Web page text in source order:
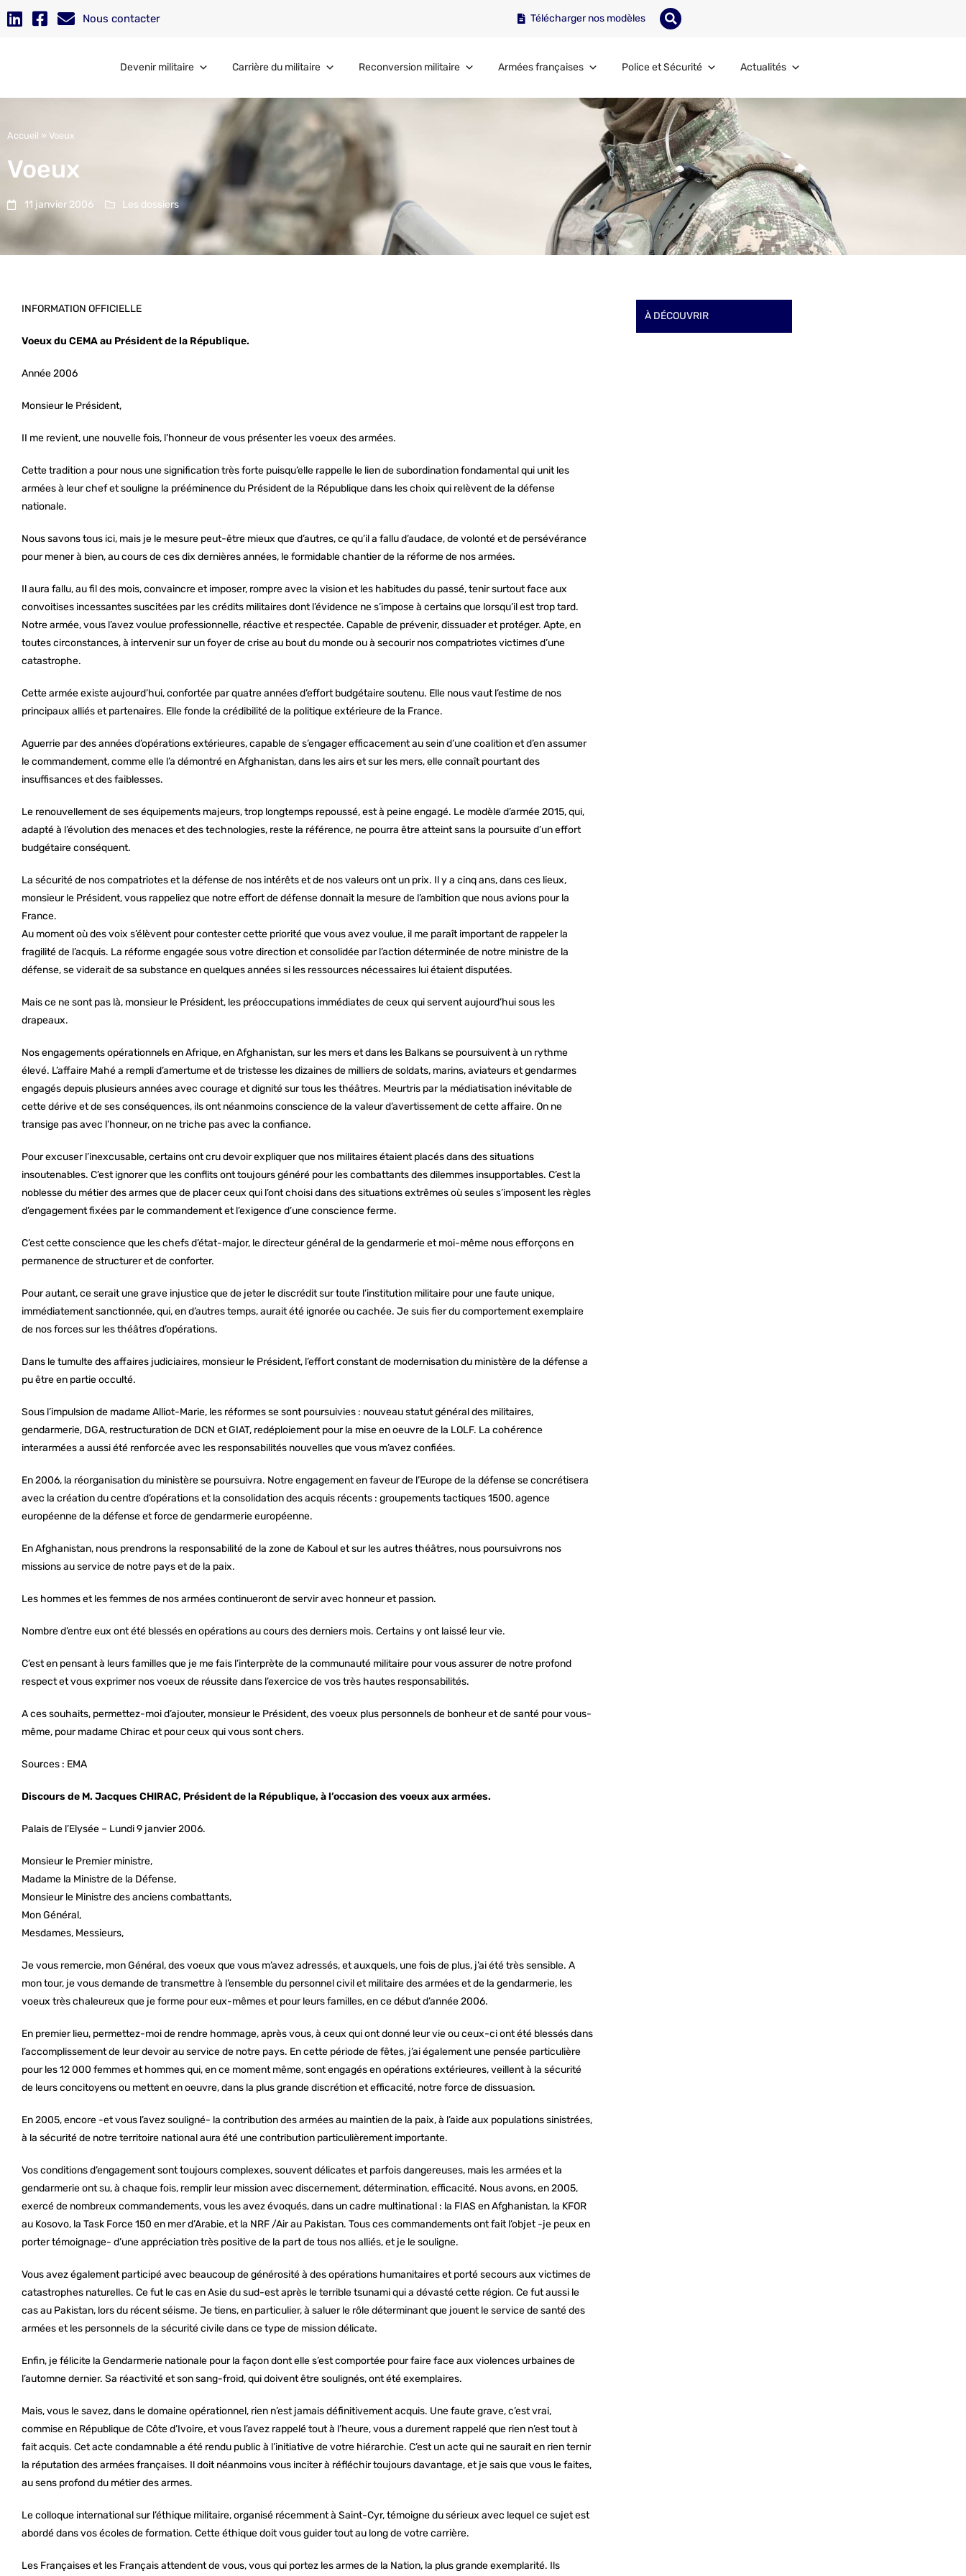
Nous contacter Télécharger nos modèles
Devenir militaire Carrière du militaire Reconversion militaire Armées françaises Police et Sécurité Actualités
Accueil » Voeux
Voeux
11 janvier 2006 Les dossiers
INFORMATION OFFICIELLE
Voeux du CEMA au Président de la République.
Année 2006
Monsieur le Président,
II me revient, une nouvelle fois, l’honneur de vous présenter les voeux des armées.
Cette tradition a pour nous une signification très forte puisqu’elle rappelle le lien de subordination fondamental qui unit les
armées à leur chef et souligne la prééminence du Président de la République dans les choix qui relèvent de la défense
nationale.
Nous savons tous ici, mais je le mesure peut-être mieux que d’autres, ce qu’il a fallu d’audace, de volonté et de persévérance
pour mener à bien, au cours de ces dix dernières années, le formidable chantier de la réforme de nos armées.
Il aura fallu, au fil des mois, convaincre et imposer, rompre avec la vision et les habitudes du passé, tenir surtout face aux
convoitises incessantes suscitées par les crédits militaires dont l’évidence ne s’impose à certains que lorsqu’il est trop tard.
Notre armée, vous l’avez voulue professionnelle, réactive et respectée. Capable de prévenir, dissuader et protéger. Apte, en
toutes circonstances, à intervenir sur un foyer de crise au bout du monde ou à secourir nos compatriotes victimes d’une
catastrophe.
Cette armée existe aujourd’hui, confortée par quatre années d’effort budgétaire soutenu. Elle nous vaut l’estime de nos
principaux alliés et partenaires. Elle fonde la crédibilité de la politique extérieure de la France.
Aguerrie par des années d’opérations extérieures, capable de s’engager efficacement au sein d’une coalition et d’en assumer
le commandement, comme elle l’a démontré en Afghanistan, dans les airs et sur les mers, elle connaît pourtant des
insuffisances et des faiblesses.
Le renouvellement de ses équipements majeurs, trop longtemps repoussé, est à peine engagé. Le modèle d’armée 2015, qui,
adapté à l’évolution des menaces et des technologies, reste la référence, ne pourra être atteint sans la poursuite d’un effort
budgétaire conséquent.
La sécurité de nos compatriotes et la défense de nos intérêts et de nos valeurs ont un prix. Il y a cinq ans, dans ces lieux,
monsieur le Président, vous rappeliez que notre effort de défense donnait la mesure de l’ambition que nous avions pour la
France.
Au moment où des voix s’élèvent pour contester cette priorité que vous avez voulue, il me paraît important de rappeler la
fragilité de l’acquis. La réforme engagée sous votre direction et consolidée par l’action déterminée de notre ministre de la
défense, se viderait de sa substance en quelques années si les ressources nécessaires lui étaient disputées.
Mais ce ne sont pas là, monsieur le Président, les préoccupations immédiates de ceux qui servent aujourd’hui sous les
drapeaux.
Nos engagements opérationnels en Afrique, en Afghanistan, sur les mers et dans les Balkans se poursuivent à un rythme
élevé. L’affaire Mahé a rempli d’amertume et de tristesse les dizaines de milliers de soldats, marins, aviateurs et gendarmes
engagés depuis plusieurs années avec courage et dignité sur tous les théâtres. Meurtris par la médiatisation inévitable de
cette dérive et de ses conséquences, ils ont néanmoins conscience de la valeur d’avertissement de cette affaire. On ne
transige pas avec l’honneur, on ne triche pas avec la confiance.
Pour excuser l’inexcusable, certains ont cru devoir expliquer que nos militaires étaient placés dans des situations
insoutenables. C’est ignorer que les conflits ont toujours généré pour les combattants des dilemmes insupportables. C’est la
noblesse du métier des armes que de placer ceux qui l’ont choisi dans des situations extrêmes où seules s’imposent les règles
d’engagement fixées par le commandement et l’exigence d’une conscience ferme.
C’est cette conscience que les chefs d’état-major, le directeur général de la gendarmerie et moi-même nous efforçons en
permanence de structurer et de conforter.
Pour autant, ce serait une grave injustice que de jeter le discrédit sur toute l’institution militaire pour une faute unique,
immédiatement sanctionnée, qui, en d’autres temps, aurait été ignorée ou cachée. Je suis fier du comportement exemplaire
de nos forces sur les théâtres d’opérations.
Dans le tumulte des affaires judiciaires, monsieur le Président, l’effort constant de modernisation du ministère de la défense a
pu être en partie occulté.
Sous l’impulsion de madame Alliot-Marie, les réformes se sont poursuivies : nouveau statut général des militaires,
gendarmerie, DGA, restructuration de DCN et GIAT, redéploiement pour la mise en oeuvre de la LOLF. La cohérence
interarmées a aussi été renforcée avec les responsabilités nouvelles que vous m’avez confiées.
En 2006, la réorganisation du ministère se poursuivra. Notre engagement en faveur de l’Europe de la défense se concrétisera
avec la création du centre d’opérations et la consolidation des acquis récents : groupements tactiques 1500, agence
européenne de la défense et force de gendarmerie européenne.
En Afghanistan, nous prendrons la responsabilité de la zone de Kaboul et sur les autres théâtres, nous poursuivrons nos
missions au service de notre pays et de la paix.
Les hommes et les femmes de nos armées continueront de servir avec honneur et passion.
Nombre d’entre eux ont été blessés en opérations au cours des derniers mois. Certains y ont laissé leur vie.
C’est en pensant à leurs familles que je me fais l’interprète de la communauté militaire pour vous assurer de notre profond
respect et vous exprimer nos voeux de réussite dans l’exercice de vos très hautes responsabilités.
A ces souhaits, permettez-moi d’ajouter, monsieur le Président, des voeux plus personnels de bonheur et de santé pour vous-
même, pour madame Chirac et pour ceux qui vous sont chers.
Sources : EMA
Discours de M. Jacques CHIRAC, Président de la République, à l’occasion des voeux aux armées.
Palais de l’Elysée – Lundi 9 janvier 2006.
Monsieur le Premier ministre,
Madame la Ministre de la Défense,
Monsieur le Ministre des anciens combattants,
Mon Général,
Mesdames, Messieurs,
Je vous remercie, mon Général, des voeux que vous m’avez adressés, et auxquels, une fois de plus, j’ai été très sensible. A
mon tour, je vous demande de transmettre à l’ensemble du personnel civil et militaire des armées et de la gendarmerie, les
voeux très chaleureux que je forme pour eux-mêmes et pour leurs familles, en ce début d’année 2006.
En premier lieu, permettez-moi de rendre hommage, après vous, à ceux qui ont donné leur vie ou ceux-ci ont été blessés dans
l’accomplissement de leur devoir au service de notre pays. En cette période de fêtes, j’ai également une pensée particulière
pour les 12 000 femmes et hommes qui, en ce moment même, sont engagés en opérations extérieures, veillent à la sécurité
de leurs concitoyens ou mettent en oeuvre, dans la plus grande discrétion et efficacité, notre force de dissuasion.
En 2005, encore -et vous l’avez souligné- la contribution des armées au maintien de la paix, à l’aide aux populations sinistrées,
à la sécurité de notre territoire national aura été une contribution particulièrement importante.
Vos conditions d’engagement sont toujours complexes, souvent délicates et parfois dangereuses, mais les armées et la
gendarmerie ont su, à chaque fois, remplir leur mission avec discernement, détermination, efficacité. Nous avons, en 2005,
exercé de nombreux commandements, vous les avez évoqués, dans un cadre multinational : la FIAS en Afghanistan, la KFOR
au Kosovo, la Task Force 150 en mer d’Arabie, et la NRF /Air au Pakistan. Tous ces commandements ont fait l’objet -je peux en
porter témoignage- d’une appréciation très positive de la part de tous nos alliés, et je le souligne.
Vous avez également participé avec beaucoup de générosité à des opérations humanitaires et porté secours aux victimes de
catastrophes naturelles. Ce fut le cas en Asie du sud-est après le terrible tsunami qui a dévasté cette région. Ce fut aussi le
cas au Pakistan, lors du récent séisme. Je tiens, en particulier, à saluer le rôle déterminant que jouent le service de santé des
armées et les personnels de la sécurité civile dans ce type de mission délicate.
Enfin, je félicite la Gendarmerie nationale pour la façon dont elle s’est comportée pour faire face aux violences urbaines de
l’automne dernier. Sa réactivité et son sang-froid, qui doivent être soulignés, ont été exemplaires.
Mais, vous le savez, dans le domaine opérationnel, rien n’est jamais définitivement acquis. Une faute grave, c’est vrai,
commise en République de Côte d’Ivoire, et vous l’avez rappelé tout à l’heure, vous a durement rappelé que rien n’est tout à
fait acquis. Cet acte condamnable a été rendu public à l’initiative de votre hiérarchie. C’est un acte qui ne saurait en rien ternir
la réputation des armées françaises. Il doit néanmoins vous inciter à réfléchir toujours davantage, et je sais que vous le faites,
au sens profond du métier des armes.
Le colloque international sur l’éthique militaire, organisé récemment à Saint-Cyr, témoigne du sérieux avec lequel ce sujet est
abordé dans vos écoles de formation. Cette éthique doit vous guider tout au long de votre carrière.
Les Françaises et les Français attendent de vous, vous qui portez les armes de la Nation, la plus grande exemplarité. Ils
À DÉCOUVRIR